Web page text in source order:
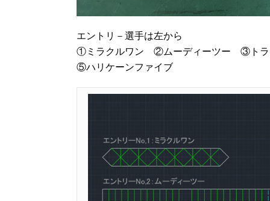
エントリ－選手は左から
①ミラクルワン ②ムーディーツー ③ト
⑤ハリケーンファイブ